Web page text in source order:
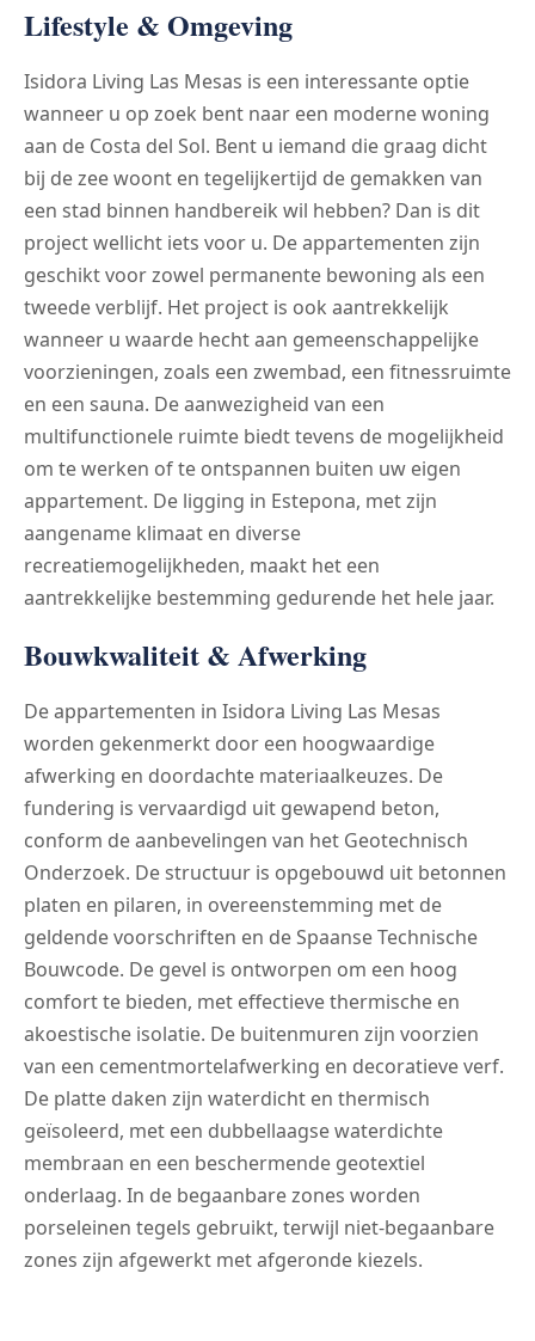
Lifestyle & Omgeving
Isidora Living Las Mesas is een interessante optie
wanneer u op zoek bent naar een moderne woning
aan de Costa del Sol. Bent u iemand die graag dicht
bij de zee woont en tegelijkertijd de gemakken van
een stad binnen handbereik wil hebben? Dan is dit
project wellicht iets voor u. De appartementen zijn
geschikt voor zowel permanente bewoning als een
tweede verblijf. Het project is ook aantrekkelijk
wanneer u waarde hecht aan gemeenschappelijke
voorzieningen, zoals een zwembad, een fitnessruimte
en een sauna. De aanwezigheid van een
multifunctionele ruimte biedt tevens de mogelijkheid
om te werken of te ontspannen buiten uw eigen
appartement. De ligging in Estepona, met zijn
aangename klimaat en diverse
recreatiemogelijkheden, maakt het een
aantrekkelijke bestemming gedurende het hele jaar.
Bouwkwaliteit & Afwerking
De appartementen in Isidora Living Las Mesas
worden gekenmerkt door een hoogwaardige
afwerking en doordachte materiaalkeuzes. De
fundering is vervaardigd uit gewapend beton,
conform de aanbevelingen van het Geotechnisch
Onderzoek. De structuur is opgebouwd uit betonnen
platen en pilaren, in overeenstemming met de
geldende voorschriften en de Spaanse Technische
Bouwcode. De gevel is ontworpen om een hoog
comfort te bieden, met effectieve thermische en
akoestische isolatie. De buitenmuren zijn voorzien
van een cementmortelafwerking en decoratieve verf.
De platte daken zijn waterdicht en thermisch
geïsoleerd, met een dubbellaagse waterdichte
membraan en een beschermende geotextiel
onderlaag. In de begaanbare zones worden
porseleinen tegels gebruikt, terwijl niet-begaanbare
zones zijn afgewerkt met afgeronde kiezels.